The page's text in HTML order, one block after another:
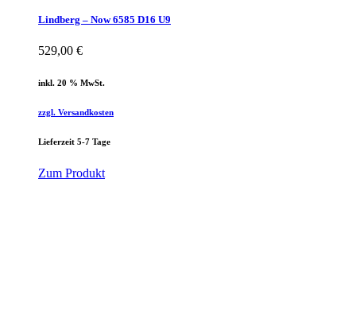
Lindberg – Now 6585 D16 U9
529,00 €
inkl. 20 % MwSt.
zzgl. Versandkosten
Lieferzeit 5-7 Tage
Zum Produkt